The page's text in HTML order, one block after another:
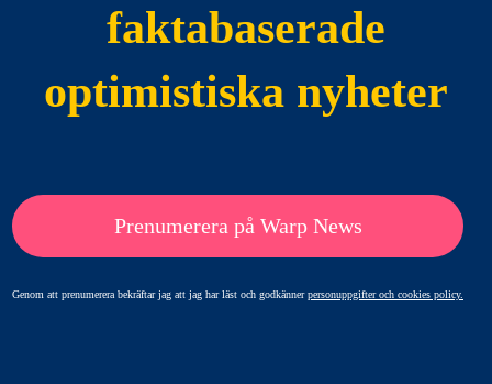
faktabaserade
optimistiska nyheter
Prenumerera på Warp News
Genom att prenumerera bekräftar jag att jag har läst och godkännerpersonuppgifter och cookies policy.